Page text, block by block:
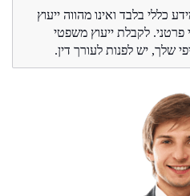
כללי בלבד ואינו מהווה ייעוץ
לקבלת ייעוץ משפטי
שלך, יש לפנות לעורך דין.